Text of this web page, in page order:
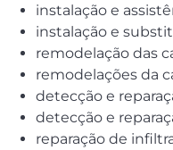
instalação e
instalação e
remodelação das
remodelações da
detecção e
detecção e
reparação de